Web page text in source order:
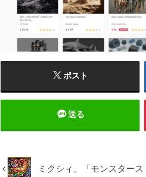
ポスト
送る
ミクシィ、「モンスター